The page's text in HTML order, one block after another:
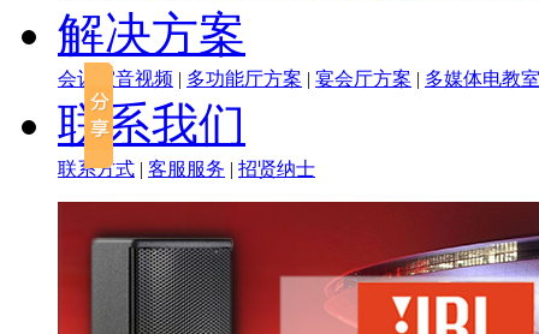
解决方案
会议室音视频 | 多功能厅方案 | 宴会厅方案 | 多媒体电教室
联系我们
联系方式 | 客服服务 | 招贤纳士